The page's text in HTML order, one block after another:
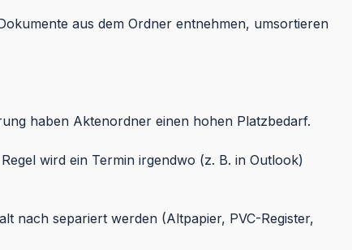
aus dem Ordner entnehmen, umsortieren
haben Aktenordner einen hohen Platzbedarf.
wird ein Termin irgendwo (z. B. in Outlook)
nach separiert werden (Altpapier, PVC-Register,